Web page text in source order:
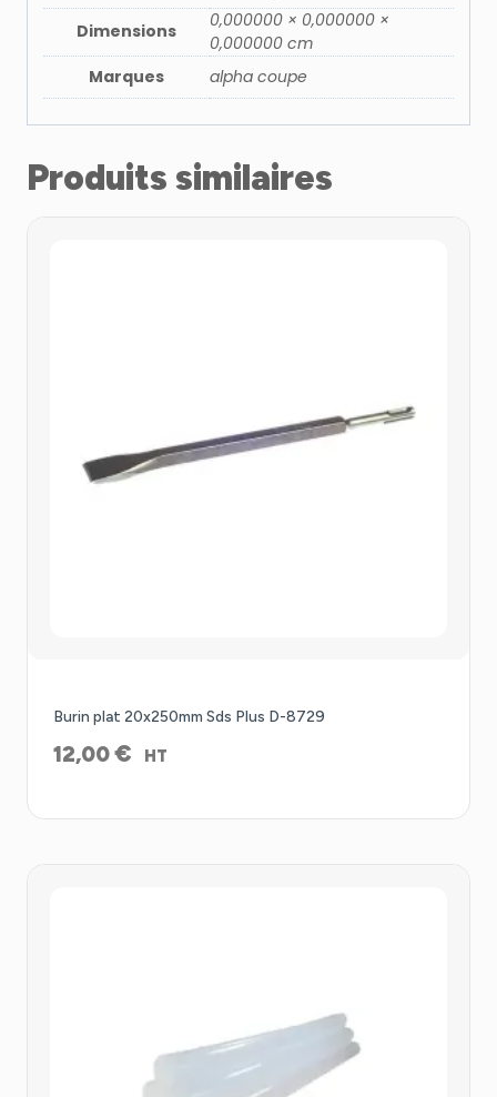
Dimensions
0,000000 × 0,000000 ×
0,000000 cm
Marques
alpha coupe
Produits similaires
Burin plat 20x250mm Sds Plus D-8729
12,00€ HT